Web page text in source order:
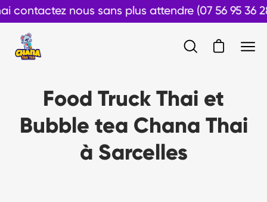
Aller
au
contenu
nous sans plus attendre (07 56 95 36 28)
Ouvrir
de
Ouvrir le
Food Truck Thai et
Bubble tea Chana Thai
à Sarcelles